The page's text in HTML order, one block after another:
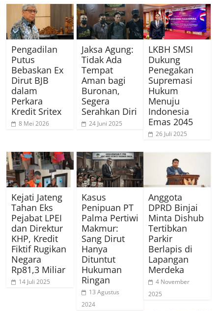
Pengadilan
Putus
Bebaskan Ex
Dirut BJB
dalam
Perkara
Kredit Sritex
8 Mei 2026
Jaksa Agung:
Tidak Ada
Tempat
Aman bagi
Buronan,
Segera
Serahkan Diri
24 Juni 2025
LKBH SMSI
Dukung
Penegakan
Supremasi
Hukum
Menuju
Indonesia
Emas 2045
26 Juli 2025
Kejati Jateng
Tahan Eks
Pejabat LPEI
dan Direktur
KHP, Kredit
Fiktif Rugikan
Negara
Rp81,3 Miliar
14 Juli 2025
Kasus
Penipuan PT
Palma Pertiwi
Makmur:
Sang Dirut
Hanya
Dituntut
Hukuman
Ringan
13 Agustus
2024
Anggota
DPRD Binjai
Minta Dishub
Tertibkan
Parkir
Berlapis di
Lapangan
Merdeka
4 November
2025